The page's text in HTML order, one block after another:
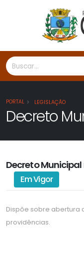
PORTAL LEGISLAÇÃO
Decreto
Decreto Municipal
Em Vigor
Dispõe sobre abertura
providências.